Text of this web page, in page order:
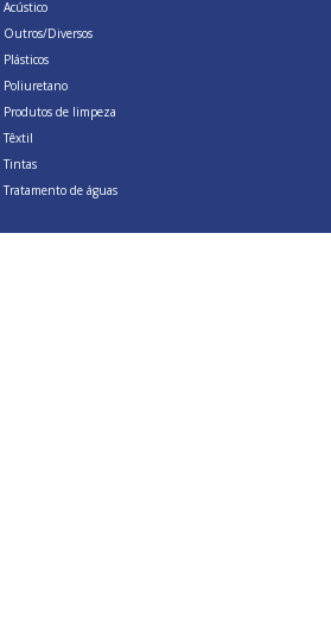
Acústico
Outros/Diversos
Plásticos
Poliuretano
Produtos de limpeza
Têxtil
Tintas
Tratamento de águas